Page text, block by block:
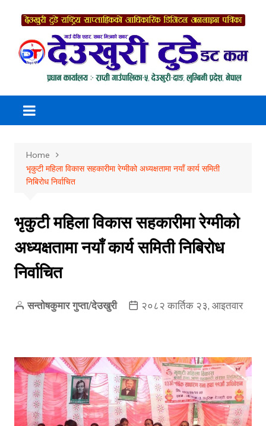
content
Home
भृकुटी महिला विकास सहकारीमा रेग्मीको अध्यक्षतामा नयाँ कार्य समिती
निबिरोध निर्वाचित
भृकुटी महिला विकास सहकारीमा रेग्मीको
अध्यक्षतामा नयाँ कार्य समिती निबिरोध
निर्वाचित
सन्तोषकुमार गुप्ता/देउखुरी २०८२ कार्तिक २३, आइतवार